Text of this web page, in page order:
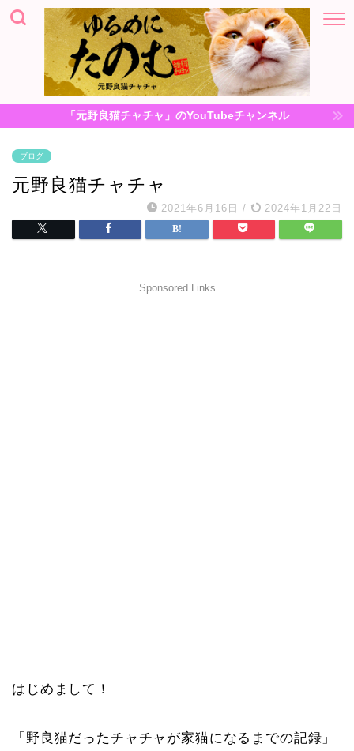
「元野良猫チャチャ」のYouTubeチャンネル
ブログ
元野良猫チャチャ
2021年6月16日 / 2024年1月22日
Sponsored Links
はじめまして！
「野良猫だったチャチャが家猫になるまでの記録」